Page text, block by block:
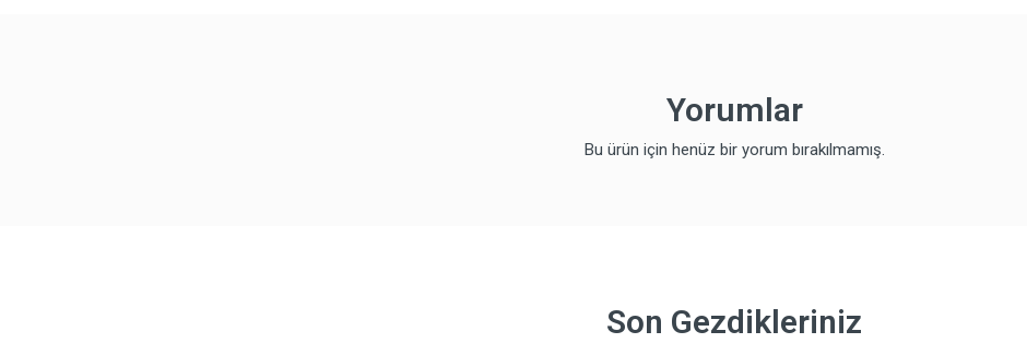
Yorumlar
Bu ürün için henüz bir yorum bırakılmamış.
Son Gezdikleriniz